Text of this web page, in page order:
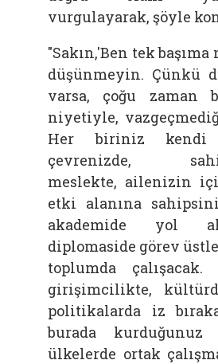
vurgulayarak, şöyle
"Sakın,'Ben tek
düşünmeyin. Çünkü
varsa, çoğu
niyetiyle,
Her biriniz kendi
çevrenizde,
meslekte, ailenizin
etki alanına
akademide yol
diplomaside görev
toplumda çalışacak.
girişimcilikte,
politikalarda iz
burada kurduğunuz
ülkelerde ortak